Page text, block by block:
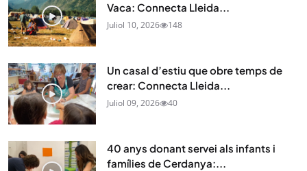
Vaca: Connecta Lleida...
Juliol 10, 2026 148
Un casal d’estiu que obre temps de
crear: Connecta Lleida...
Juliol 09, 2026 40
40 anys donant servei als infants i
famílies de Cerdanya:...